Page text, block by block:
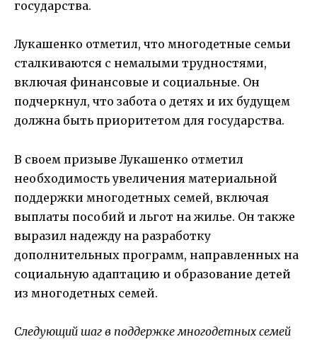
государства.
Лукашенко отметил, что многодетные семьи
сталкиваются с немалыми трудностями,
включая финансовые и социальные. Он
подчеркнул, что забота о детях и их будущем
должна быть приоритетом для государства.
В своем призыве Лукашенко отметил
необходимость увеличения материальной
поддержки многодетных семей, включая
выплаты пособий и льгот на жилье. Он также
выразил надежду на разработку
дополнительных программ, направленных на
социальную адаптацию и образование детей
из многодетных семей.
Следующий шаг в поддержке многодетных семей